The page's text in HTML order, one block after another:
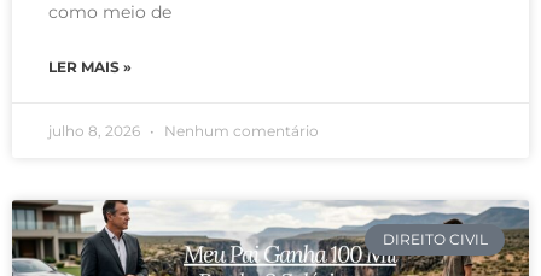
como meio de
LER MAIS »
julho 8, 2026 Nenhum comentário
DIREITO CIVIL